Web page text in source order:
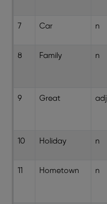
7 Car n
8 Family n
9 Great adj
10 Holiday n
11 Hometown n